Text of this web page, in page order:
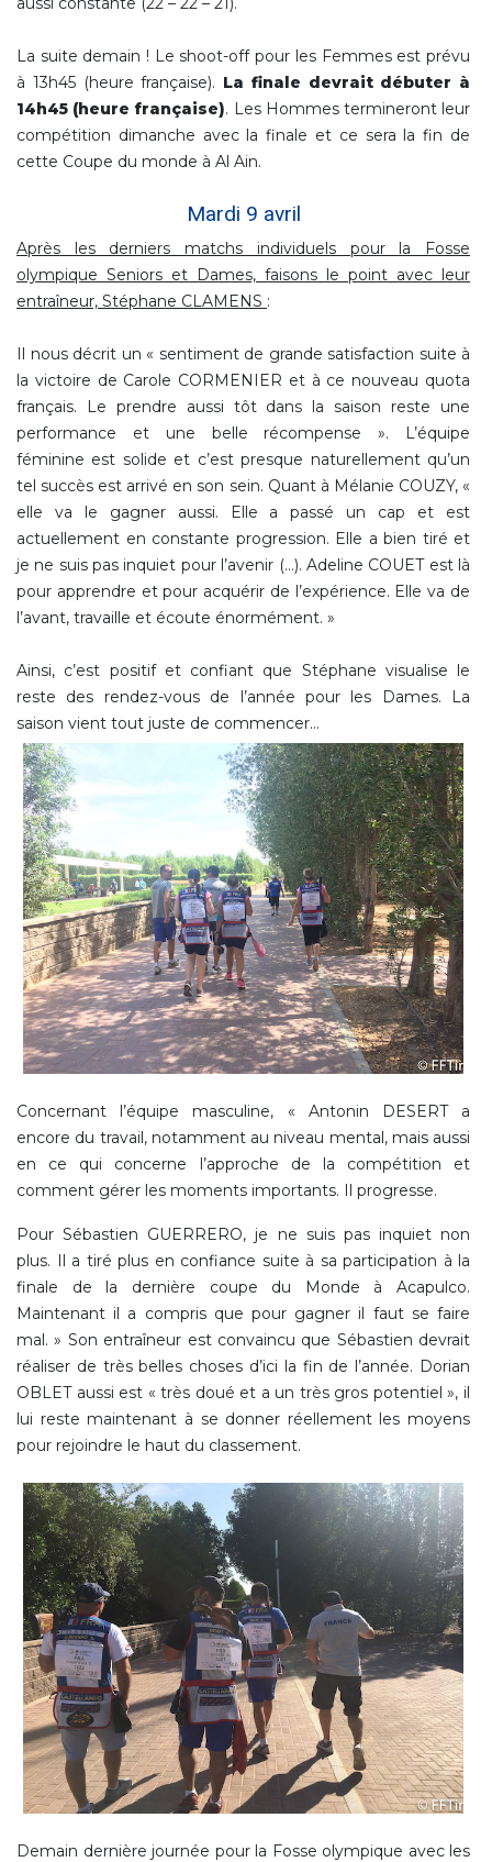
La suite demain ! Le shoot-off pour les Femmes est prévu
à 13h45 (heure française). La finale devrait débuter à
14h45 (heure française). Les Hommes termineront leur
compétition dimanche avec la finale et ce sera la fin de
cette Coupe du monde à Al Ain.
Mardi 9 avril
Après les derniers matchs individuels pour la Fosse
olympique Seniors et Dames, faisons le point avec leur
entraîneur, Stéphane CLAMENS :
Il nous décrit un « sentiment de grande satisfaction suite à
la victoire de Carole CORMENIER et à ce nouveau quota
français. Le prendre aussi tôt dans la saison reste une
performance et une belle récompense ». L’équipe
féminine est solide et c’est presque naturellement qu’un
tel succès est arrivé en son sein. Quant à Mélanie COUZY, «
elle va le gagner aussi. Elle a passé un cap et est
actuellement en constante progression. Elle a bien tiré et
je ne suis pas inquiet pour l’avenir (…). Adeline COUET est là
pour apprendre et pour acquérir de l’expérience. Elle va de
l’avant, travaille et écoute énormément. »
Ainsi, c’est positif et confiant que Stéphane visualise le
reste des rendez-vous de l’année pour les Dames. La
saison vient tout juste de commencer…
Concernant l’équipe masculine, « Antonin DESERT a
encore du travail, notamment au niveau mental, mais aussi
en ce qui concerne l’approche de la compétition et
comment gérer les moments importants. Il progresse.
Pour Sébastien GUERRERO, je ne suis pas inquiet non
plus. Il a tiré plus en confiance suite à sa participation à la
finale de la dernière coupe du Monde à Acapulco.
Maintenant il a compris que pour gagner il faut se faire
mal. » Son entraîneur est convaincu que Sébastien devrait
réaliser de très belles choses d’ici la fin de l’année. Dorian
OBLET aussi est « très doué et a un très gros potentiel », il
lui reste maintenant à se donner réellement les moyens
pour rejoindre le haut du classement.
Demain dernière journée pour la Fosse olympique avec les